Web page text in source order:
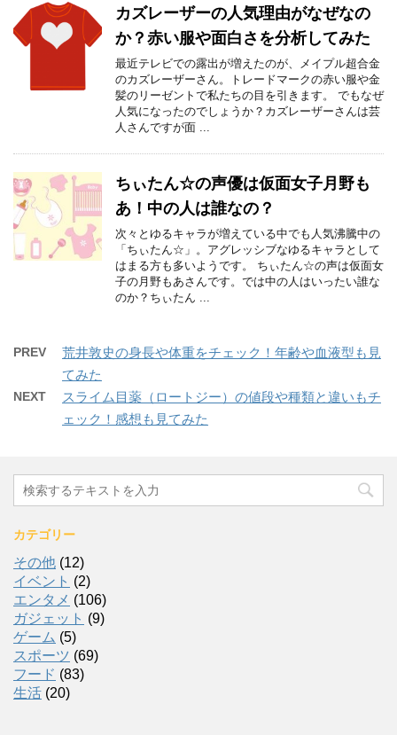
カズレーザーの人気理由がなぜなの
か？赤い服や面白さを分析してみた
最近テレビでの露出が増えたのが、メイプル超合金
のカズレーザーさん。トレードマークの赤い服や金
髪のリーゼントで私たちの目を引きます。 でもなぜ
人気になったのでしょうか？カズレーザーさんは芸
人さんですが面 ...
ちぃたん☆の声優は仮面女子月野も
あ！中の人は誰なの？
次々とゆるキャラが増えている中でも人気沸騰中の
「ちぃたん☆」。アグレッシブなゆるキャラとして
はまる方も多いようです。 ちぃたん☆の声は仮面女
子の月野もあさんです。では中の人はいったい誰な
のか？ちぃたん ...
PREV
荒井敦史の身長や体重をチェック！年齢や血液型も見
てみた
NEXT
スライム目薬（ロートジー）の値段や種類と違いもチ
ェック！感想も見てみた
カテゴリー
その他 (12)
イベント (2)
エンタメ (106)
ガジェット (9)
ゲーム (5)
スポーツ (69)
フード (83)
生活 (20)